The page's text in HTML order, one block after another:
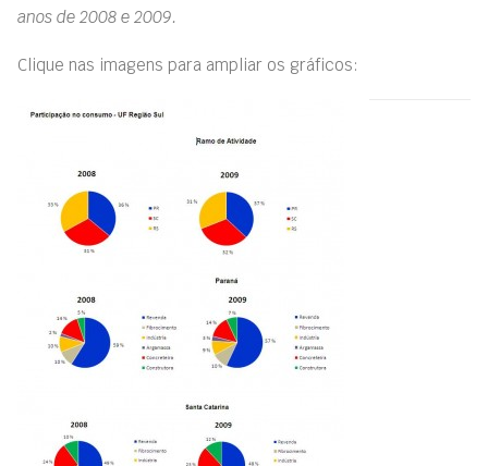
anos de 2008 e 2009.
Clique nas imagens para ampliar os gráficos: